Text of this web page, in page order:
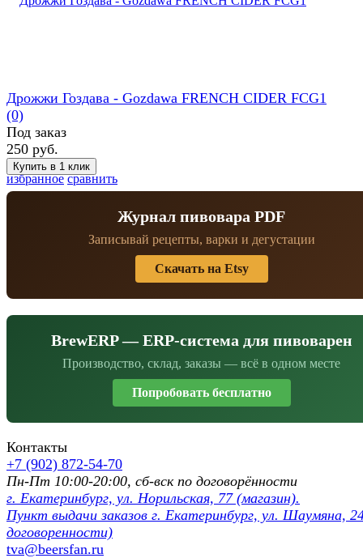
избранное сравнить
Дрожжи Гоздава - Gozdawa FRENCH CIDER FCG1
(0)
Под заказ
250 руб.
Журнал пивовара PDF
Записывай рецепты, варки и дегустации
Скачать на Etsy
BrewERP — ERP-система для пивоварен
Производство, склад, заказы — всё в одном месте
Попробовать бесплатно
Контакты
+7 (902) 872-54-70
Пн-Пт 10:00-20:00, сб-вск по договорённости
г. Екатеринбург, ул. Норильская, 77 (магазин).
Пункт выдачи заказов г. Екатеринбург, ул. Шаумяна,
договоренности)
tva@beersfan.ru